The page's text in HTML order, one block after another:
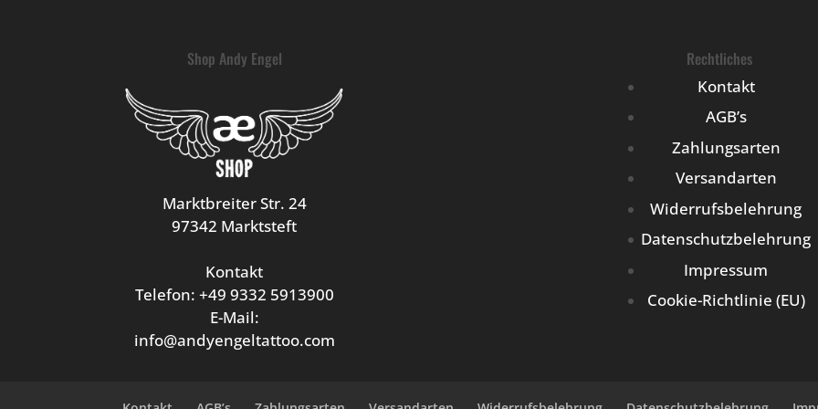
Shop Andy Engel
Marktbreiter Str. 24
97342 Marktsteft
Kontakt
Telefon: +49 9332 5913900
E-Mail:
info@andyengeltattoo.com
Rechtliches
Kontakt
AGB’s
Zahlungsarten
Versandarten
Widerrufsbelehrung
Datenschutzbelehrung
Impressum
Cookie-Richtlinie (EU)